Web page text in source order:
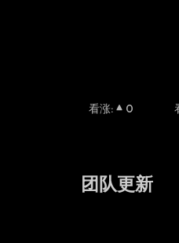
看涨: 0
团队更新